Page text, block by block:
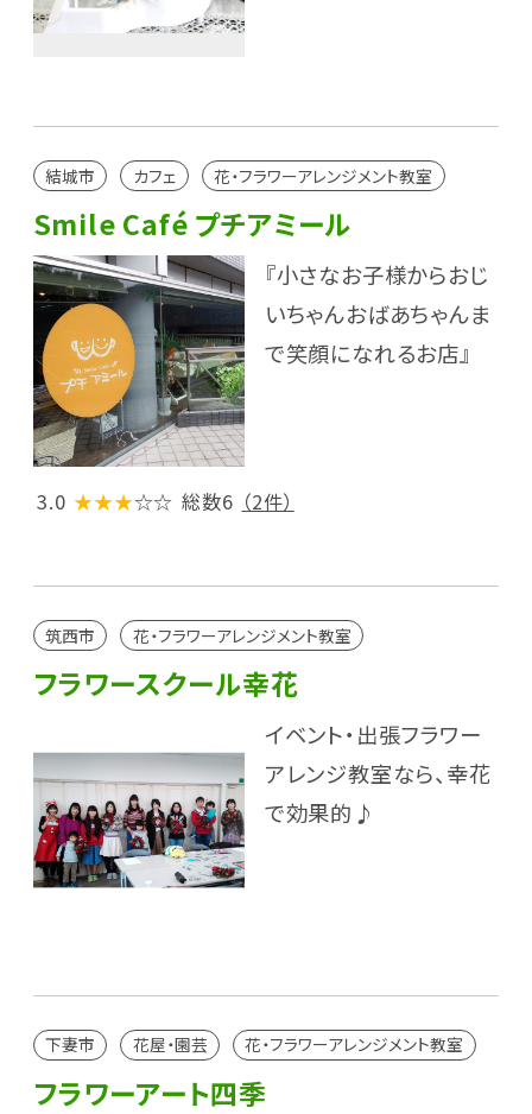
結城市 カフェ 花・フラワーアレンジメント教室
Smile Café プチアミール
『小さなお子様からおじ
いちゃんおばあちゃんま
で笑顔になれるお店』
3.0 ★★★☆☆ 総数6 （2件）
筑西市 花・フラワーアレンジメント教室
フラワースクール幸花
イベント・出張フラワー
アレンジ教室なら、幸花
で効果的♪
下妻市 花屋・園芸 花・フラワーアレンジメント教室
フラワーアート四季